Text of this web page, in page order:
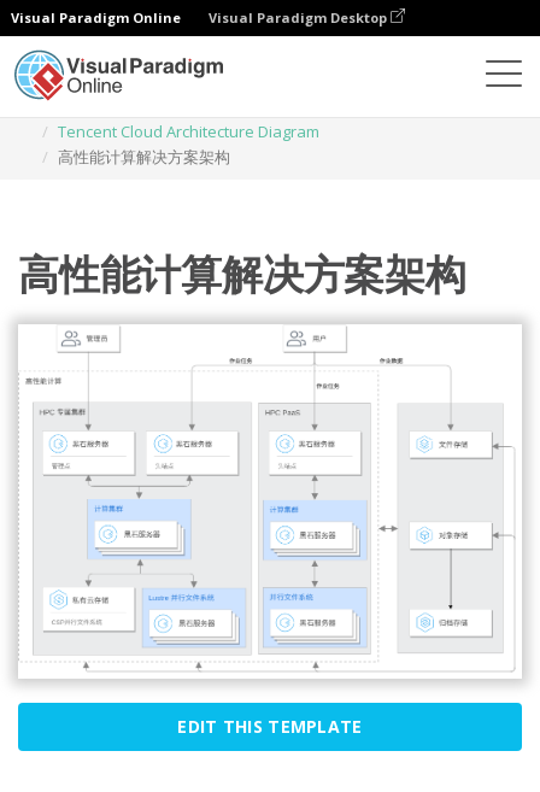
Visual Paradigm Online Visual Paradigm Desktop
Tencent Cloud Architecture Diagram
高性能计算解决方案架构
高性能计算解决方案架构
EDIT THIS TEMPLATE